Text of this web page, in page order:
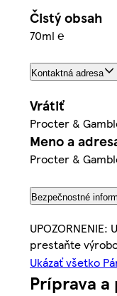
Čistý obsah
70ml ℮
Kontaktná adresa
Vrátiť
Procter &
Meno a
Procter &
Bezpečnostné
prestaňte
Ukázať všetko
Príprava